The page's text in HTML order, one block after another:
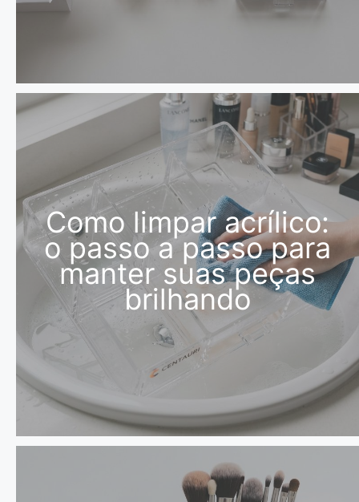
Como limpar acrílico:
o passo a passo para
manter suas peças
brilhando